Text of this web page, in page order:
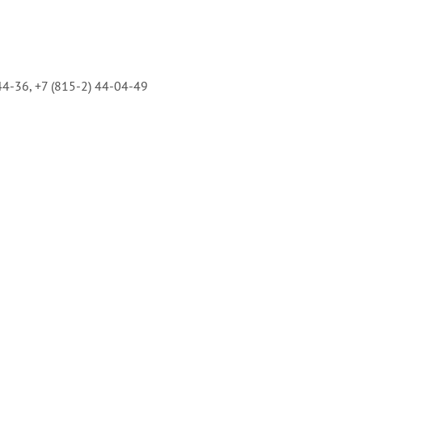
36, +7 (815-2) 44-04-49